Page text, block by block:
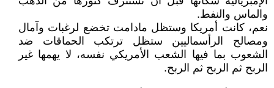
والماس والنفط.
نعم، كانت أمريكا وستظل مادامت تخضع لرغبات وآمال
ومصالح الرأسماليين ستظل ترتكب الحماقات ضد
الشعوب بما فيها الشعب الأمريكي نفسه، لا يهمها غير
الربح ثم الربح ثم الربح.